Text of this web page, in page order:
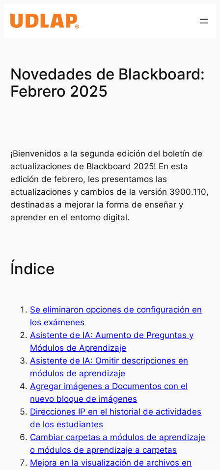
Novedades de Blackboard:
Febrero 2025
¡Bienvenidos a la segunda edición del boletín de
actualizaciones de Blackboard 2025! En esta
edición de febrero, les presentamos las
actualizaciones y cambios de la versión 3900.110,
destinadas a mejorar la forma de enseñar y
aprender en el entorno digital.
Índice
Se eliminaron opciones de configuración en
los exámenes
Asistente de IA: Aumento de Preguntas y
Módulos de Aprendizaje
Asistente de IA: Omitir descripciones en
módulos de aprendizaje
Agregar imágenes a Documentos con el
nuevo bloque de imágenes
Direcciones IP en el historial de actividades
de los estudiantes
Cambiar carpetas a módulos de aprendizaje
o módulos de aprendizaje a carpetas
Mejora en la visualización de archivos en